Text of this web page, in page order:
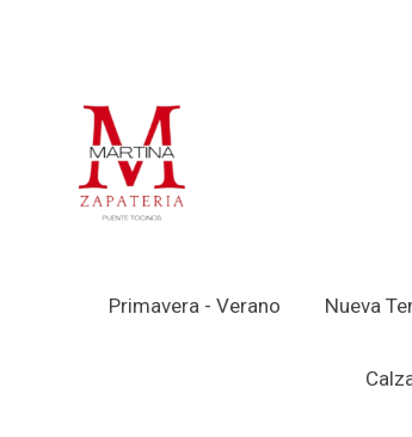
Primavera - Verano Nueva